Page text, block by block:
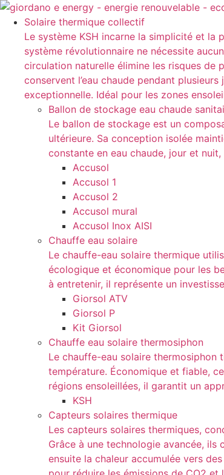
Aller
contenu
Solaire thermique collectif
Le système KSH incarne la simplicité et la
système révolutionnaire ne nécessite
circulation naturelle élimine les risques de
conservent l’eau chaude pendant
exceptionnelle. Idéal pour les zones
Ballon de stockage eau chaude
Le ballon de stockage est un
ultérieure. Sa conception isolée
constante en eau chaude, jour et
Accusol
Accusol 1
Accusol 2
Accusol mural
Accusol Inox AISI
Chauffe eau solaire
Le chauffe-eau solaire thermique
écologique et économique pour les
à entretenir, il représente un
Giorsol ATV
Giorsol P
Kit Giorsol
Chauffe eau solaire thermosiphon
Le chauffe-eau solaire thermosiphon
température. Économique et fiable,
régions ensoleillées, il garantit un
KSH
Capteurs solaires thermique
Les capteurs solaires thermiques,
Grâce à une technologie avancée,
ensuite la chaleur accumulée vers